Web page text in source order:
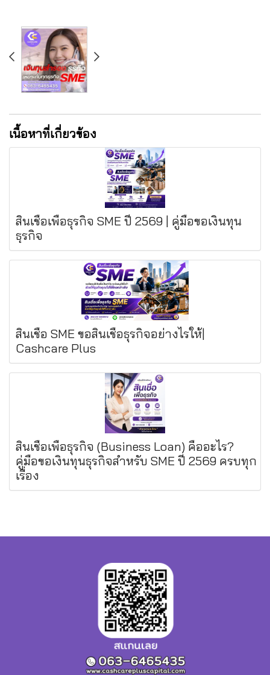
เนื้อหาที่เกี่ยวข้อง
สินเชื่อเพื่อธุรกิจ SME ปี 2569 | คู่มือขอเงินทุน
ธุรกิจ
สินเชื่อ SME ขอสินเชื่อธุรกิจอย่างไรให้|
Cashcare Plus
สินเชื่อเพื่อธุรกิจ (Business Loan) คืออะไร?
คู่มือขอเงินทุนธุรกิจสำหรับ SME ปี 2569 ครบทุก
เรื่อง